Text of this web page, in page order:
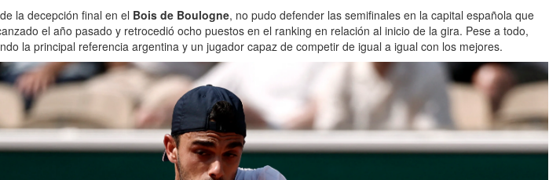
la decepción final en el Bois de Boulogne, no pudo defender las semifinales en la capital española que
el año pasado y retrocedió ocho puestos en el ranking en relación al inicio de la gira. Pese a todo,
la principal referencia argentina y un jugador capaz de competir de igual a igual con los mejores.